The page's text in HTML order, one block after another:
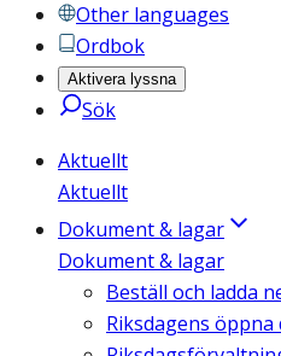
Other languages
Ordbok
Aktivera lyssna
Sök
Aktuellt
Aktuellt
Dokument & lagar
Dokument & lagar
Beställ och ladda
Riksdagens öppna